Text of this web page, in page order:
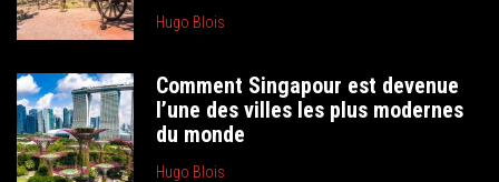
Hugo Blois
Comment Singapour est devenue
l’une des villes les plus modernes
du monde
Hugo Blois